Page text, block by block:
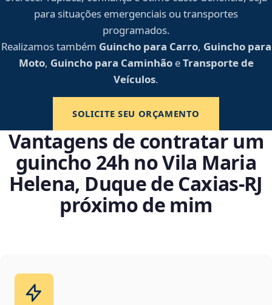
para situações emergenciais ou transportes
programados.
Realizamos também Guincho para Carro, Guincho para
Moto, Guincho para CaminhãoeTransporte de
Veículos.
SOLICITE SEU ORÇAMENTO
Vantagens de contratar um
guincho 24h no Vila Maria
Helena, Duque de Caxias‑RJ
próximo de mim